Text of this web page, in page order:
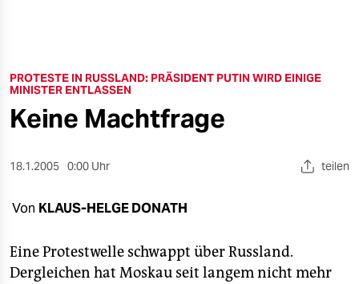
öko
gesellschaft
nord
PROTESTE IN RUSSLAND: PRÄSIDENT PUTIN WIRD EINIGE
MINISTER ENTLASSEN
Keine Machtfrage
18.1.2005 0:00 Uhr teilen
Von KLAUS-HELGE DONATH
Eine Protestwelle schwappt über Russland.
Dergleichen hat Moskau seit langem nicht mehr